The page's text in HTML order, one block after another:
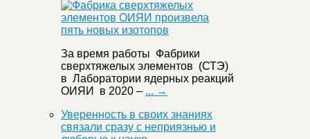
За время работы Фабрики
сверхтяжелых элементов (СТЭ)
в Лаборатории ядерных реакций
ОИЯИ в 2020 – ... →
Уверенность в своих знаниях
связали сразу с неприязнью и